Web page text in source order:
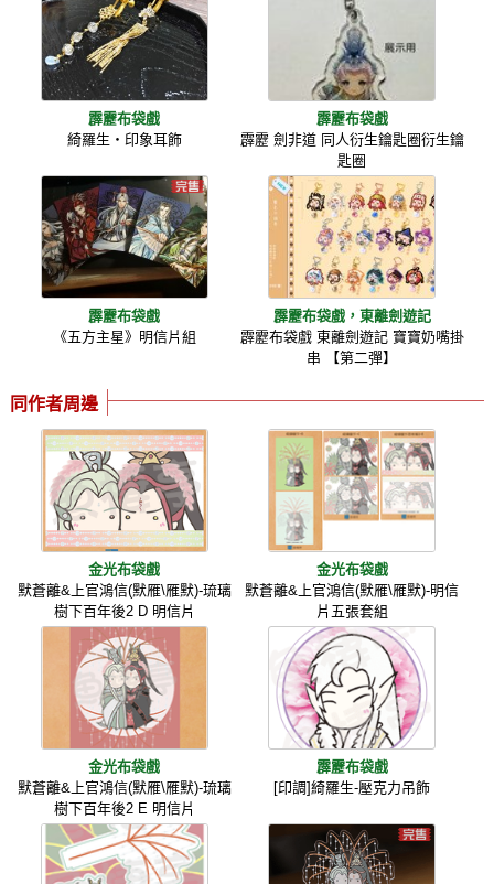
霹靂布袋戲
綺羅生‧印象耳飾
霹靂布袋戲
霹靂 劍非道 同人衍生鑰匙圈衍生鑰
匙圈
霹靂布袋戲
《五方主星》明信片組
霹靂布袋戲，東離劍遊記
霹靂布袋戲 東離劍遊記 寶寶奶嘴掛
串 【第二彈】
同作者周邊
金光布袋戲
默蒼離&上官鴻信(默雁\雁默)-琉璃
樹下百年後2 D 明信片
金光布袋戲
默蒼離&上官鴻信(默雁\雁默)-明信
片五張套組
金光布袋戲
默蒼離&上官鴻信(默雁\雁默)-琉璃
樹下百年後2 E 明信片
霹靂布袋戲
[印調]綺羅生-壓克力吊飾